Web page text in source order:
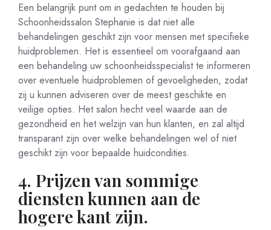
Een belangrijk punt om in gedachten te houden bij
Schoonheidssalon Stephanie is dat niet alle
behandelingen geschikt zijn voor mensen met specifieke
huidproblemen. Het is essentieel om voorafgaand aan
een behandeling uw schoonheidsspecialist te informeren
over eventuele huidproblemen of gevoeligheden, zodat
zij u kunnen adviseren over de meest geschikte en
veilige opties. Het salon hecht veel waarde aan de
gezondheid en het welzijn van hun klanten, en zal altijd
transparant zijn over welke behandelingen wel of niet
geschikt zijn voor bepaalde huidcondities.
4. Prijzen van sommige
diensten kunnen aan de
hogere kant zijn.